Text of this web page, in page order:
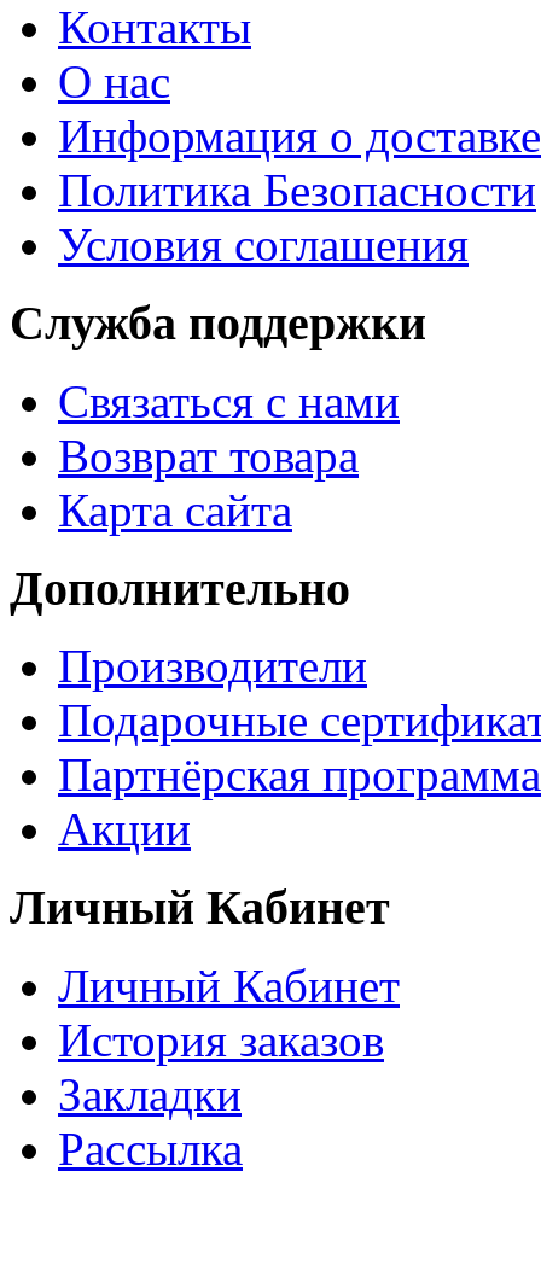
Контакты
О нас
Информация о доставке
Политика Безопасности
Условия соглашения
Служба поддержки
Связаться с нами
Возврат товара
Карта сайта
Дополнительно
Производители
Подарочные
Партнёрская программа
Акции
Личный Кабинет
Личный Кабинет
История заказов
Закладки
Рассылка